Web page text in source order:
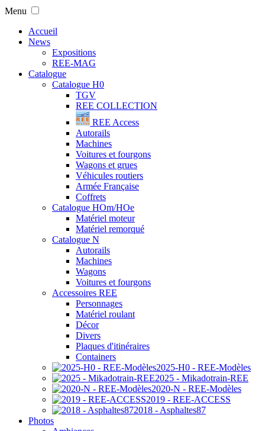
Menu
Accueil
News
Expositions
REE-MAG
Catalogue
Catalogue H0
TGV
REE COLLECTION
REE Access
Autorails
Machines
Voitures et fourgons
Wagons et grues
Véhicules routiers
Armée Française
Coffrets
Catalogue HOm/HOe
Matériel moteur
Matériel remorqué
Catalogue N
Autorails
Machines
Wagons
Voitures et fourgons
Accessoires REE
Personnages
Matériel roulant
Décor
Divers
Plaques d'itinéraires
Containers
2025-H0 - REE-Modèles
2025 - Mikadotrain-REE
2020-N - REE-Modèles
2019 - REE-ACCESS
2018 - Asphaltes87
Photos